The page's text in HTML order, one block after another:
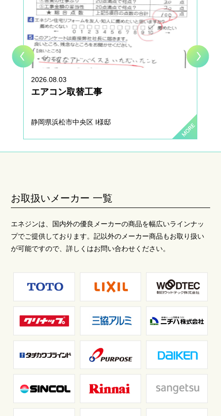
2026.08.03
エアコン取替工事
静岡県浜松市中央区 I様邸
お取扱いメーカー 一覧
エネジンは、国内外の優良メーカーの商品を幅広いラインナッ
プでご提供しております。記以外のメーカー商品もお取り扱い
が可能ですので、詳しくはお問い合わせください。